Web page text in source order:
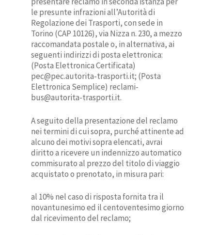
le presunte infrazioni all’Autorità di
Regolazione dei Trasporti, con sede in
Torino (CAP 10126), via Nizza n. 230, a mezzo
raccomandata postale o, in alternativa, ai
seguenti indirizzi di posta elettronica:
(Posta Elettronica Certificata)
pec@pec.autorita-trasporti.it; (Posta
Elettronica Semplice) reclami-
bus@autorita-trasporti.it.
A seguito della presentazione del reclamo
nei termini di cui sopra, purché attinente ad
alcuno dei motivi sopra elencati, avrai
diritto a ricevere un indennizzo automatico
commisurato al prezzo del titolo di viaggio
acquistato o prenotato, in misura pari:
al 10% nel caso di risposta fornita tra il
novantunesimo ed il centoventesimo giorno
dal ricevimento del reclamo;